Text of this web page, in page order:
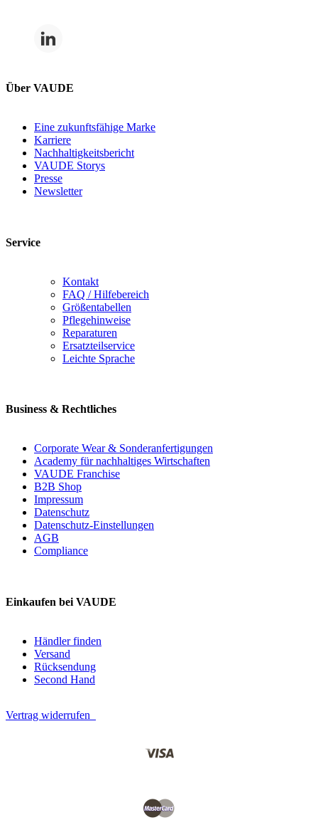
Über VAUDE
Eine zukunftsfähige Marke
Karriere
Nachhaltigkeitsbericht
VAUDE Storys
Presse
Newsletter
Service
Kontakt
FAQ / Hilfebereich
Größentabellen
Pflegehinweise
Reparaturen
Ersatzteilservice
Leichte Sprache
Business & Rechtliches
Corporate Wear & Sonderanfertigungen
Academy für nachhaltiges Wirtschaften
VAUDE Franchise
B2B Shop
Impressum
Datenschutz
Datenschutz-Einstellungen
AGB
Compliance
Einkaufen bei VAUDE
Händler finden
Versand
Rücksendung
Second Hand
Vertrag widerrufen